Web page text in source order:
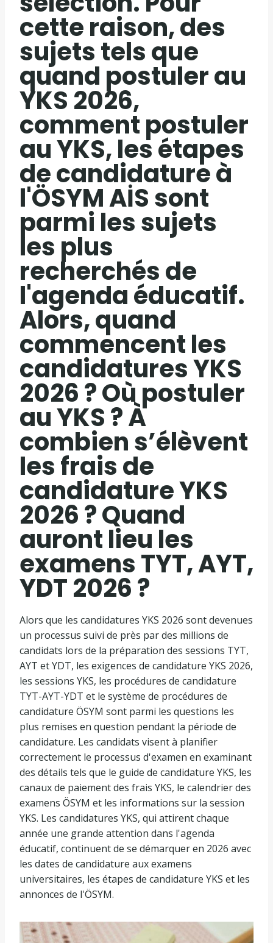
cette raison, des
sujets tels que
quand postuler au
YKS 2026,
comment postuler
au YKS, les étapes
de candidature à
l'ÖSYM AİS sont
parmi les sujets
les plus
recherchés de
l'agenda éducatif.
Alors, quand
commencent les
candidatures YKS
2026 ? Où postuler
au YKS ? À
combien s’élèvent
les frais de
candidature YKS
2026 ? Quand
auront lieu les
examens TYT, AYT,
YDT 2026 ?
Alors que les candidatures YKS 2026 sont devenues
un processus suivi de près par des millions de
candidats lors de la préparation des sessions TYT,
AYT et YDT, les exigences de candidature YKS 2026,
les sessions YKS, les procédures de candidature
TYT-AYT-YDT et le système de procédures de
candidature ÖSYM sont parmi les questions les
plus remises en question pendant la période de
candidature. Les candidats visent à planifier
correctement le processus d'examen en examinant
des détails tels que le guide de candidature YKS, les
canaux de paiement des frais YKS, le calendrier des
examens ÖSYM et les informations sur la session
YKS. Les candidatures YKS, qui attirent chaque
année une grande attention dans l'agenda
éducatif, continuent de se démarquer en 2026 avec
les dates de candidature aux examens
universitaires, les étapes de candidature YKS et les
annonces de l'ÖSYM.